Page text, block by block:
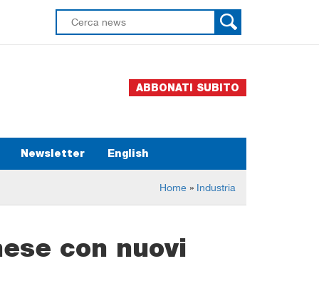
ABBONATI SUBITO
Newsletter English
Home » Industria
con nuovi